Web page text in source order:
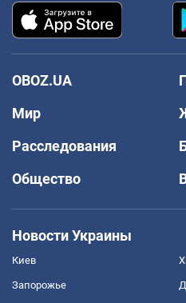
OBOZ.UA
Мир
Расследования
Общество
Новости Украины
Киев
Запорожье